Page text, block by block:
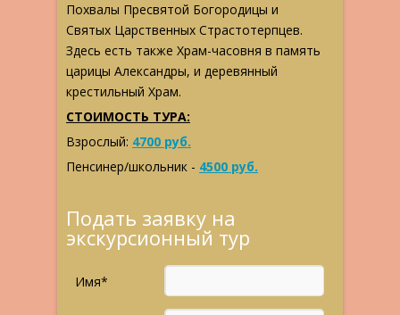
Похвалы Пресвятой Богородицы и
Святых Царственных Страстотерпцев.
Здесь есть также Храм-часовня в память
царицы Александры, и деревянный
крестильный Храм.
СТОИМОСТЬ ТУРА:
Взрослый: 4700 руб.
Пенсинер/школьник - 4500 руб.
Подать заявку на
экскурсионный тур
Имя*